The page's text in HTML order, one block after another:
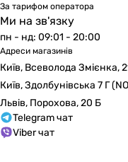
Завдяки своїй
"тепла підлога"
квартир, будинків,
лікувально-
спорткомплексів;
дитячих садків,
адміністративних,
складських
За тарифом оператора
Ми на зв'язку
пн - нд: 09:01 - 20:00
Адреси магазинів
Київ, Всеволода Змієнка,
Київ, Здолбунівська 7 Г
Львів, Порохова, 20 Б
Telegram чат
Viber чат